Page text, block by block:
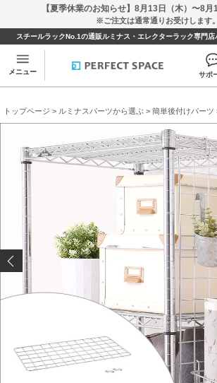
【夏季休業のお知らせ】8月13日（木）〜8
※ご注文は通常通りお受けします。
スチールラックNo.1の通販ルミナス・エレクターラック専門
メニュー サポ
トップページ > ルミナスパーツから選ぶ > 簡単後付けパーツ